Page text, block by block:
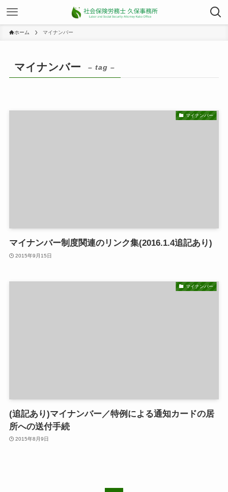
ホーム マイナンバー
マイナンバー – tag –
マイナンバー
マイナンバー制度関連のリンク集(2016.1.4追記あり)
2015年9月15日
マイナンバー
(追記あり)マイナンバー／特例による通知カードの居
所への送付手続
2015年8月9日